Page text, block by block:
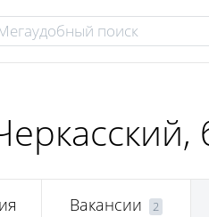
Вакансии 2